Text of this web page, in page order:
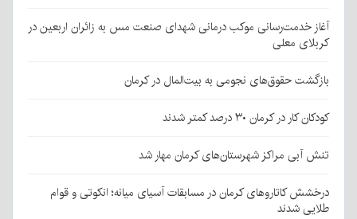
آغاز خدمت‌رسانی موکب درمانی شهدای صنعت مس به زائران اربعین در
کربلای معلی
بازگشت حقوق‌های نجومی به بیت‌المال در کرمان
کودکان کار در کرمان ۳۰ درصد کمتر شدند
تنش آبی مراکز شهرستان‌های کرمان مهار شد
درخشش کاتاروهای کرمان در مسابقات آسیای میانه؛ انکوتی و قوام
طلایی شدند